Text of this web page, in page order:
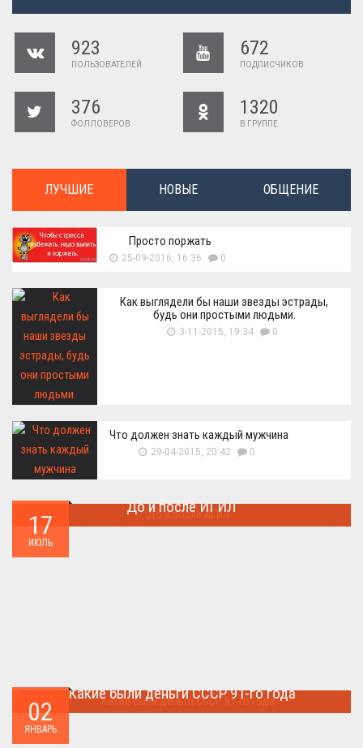
923
ПОЛЬЗОВАТЕЛЕЙ
672
ПОДПИСЧИКОВ
376
ФОЛЛОВЕРОВ
1320
В ГРУППЕ
ЛУЧШИЕ НОВЫЕ ОБЩЕНИЕ
Просто поржать
25-09-2016, 16:36 0
Как выглядели бы наши звезды эстрады,
будь они простыми людьми.
3-11-2015, 19:34 0
Что должен знать каждый мужчина
29-04-2015, 20:42 0
17
ИЮЛЬ
До и после ИГИЛ
02
ЯНВАРЬ
Какие были деньги СССР 91-го года